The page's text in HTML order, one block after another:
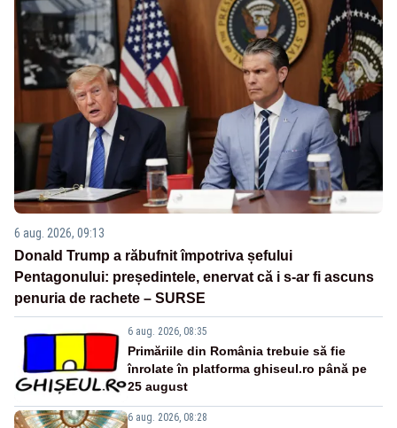
6 aug. 2026, 09:13
Donald Trump a răbufnit împotriva șefului
Pentagonului: președintele, enervat că i s-ar fi ascuns
penuria de rachete – SURSE
6 aug. 2026, 08:35
Primăriile din România trebuie să fie
înrolate în platforma ghiseul.ro până pe
25 august
6 aug. 2026, 08:28